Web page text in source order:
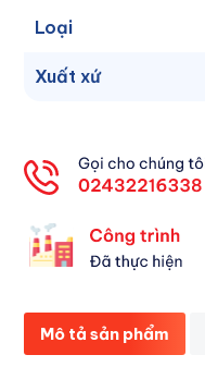
Loại
Xuất xứ
Mô tả sản phẩm